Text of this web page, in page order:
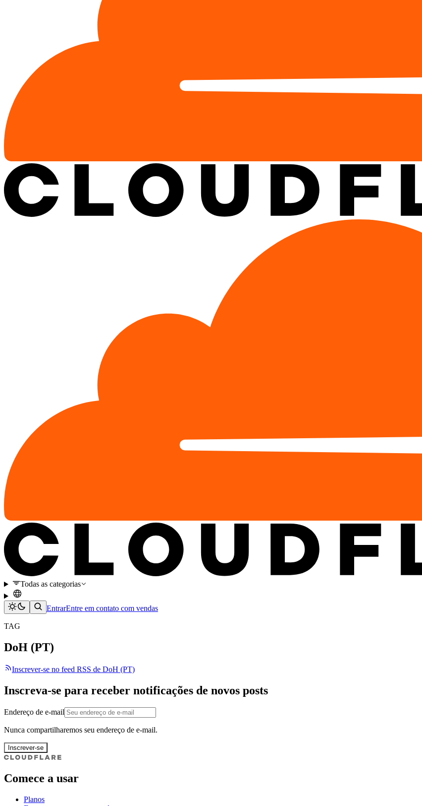
Todas as categorias
EntrarEntre em contato com vendas
TAG
DoH (PT)
Inscrever-se no feed RSS de DoH (PT)
Inscreva-se para receber notificações de novos posts
Endereço de e-mail
Nunca compartilharemos seu endereço de e-mail.
Inscrever-se
Comece a usar
Planos